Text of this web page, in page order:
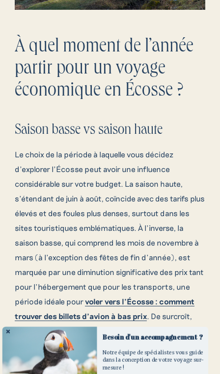
Contactez nos
créateurs de voyages
Pour toute question ou demande de
renseignement, n’hésitez pas à compléter
notre demande de devis ou à contacter l’un
de nos conseillers par téléphone.
À quel moment de l’année
partir pour un voyage
économique en Écosse ?
Saison basse vs saison haute
Le choix de la période à laquelle vous décidez
d’explorer l’Écosse peut avoir une influence
considérable sur votre budget. La saison haute,
s’étendant de juin à août, coïncide avec des tarifs plus
élevés et des foules plus denses, surtout dans les
sites touristiques emblématiques. À l’inverse, la
saison basse, qui comprend les mois de novembre à
mars (à l’exception des fêtes de fin d’année), est
marquée par une diminution significative des prix tant
pour l’hébergement que pour les transports, une
période idéale pourvoler vers l’Écosse : comment
trouver des billets d’avion à bas prix . De surcroît,
vous aurez le privilège d’admirer les paysages
écossais revêtant leur
époustouflante, le tout dans une tranquillité presque
Besoin d'un accompagnement ?
Notre équipe de spécialistes vous guide
dans la conception de votre voyage sur-
mesure !